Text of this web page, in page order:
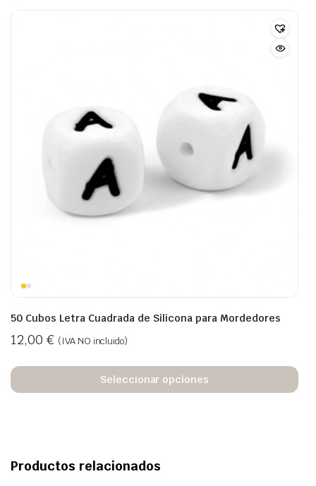
50 Cubos Letra Cuadrada de Silicona para Mordedores
12,00 € (IVA NO incluido)
Seleccionar opciones
Productos relacionados